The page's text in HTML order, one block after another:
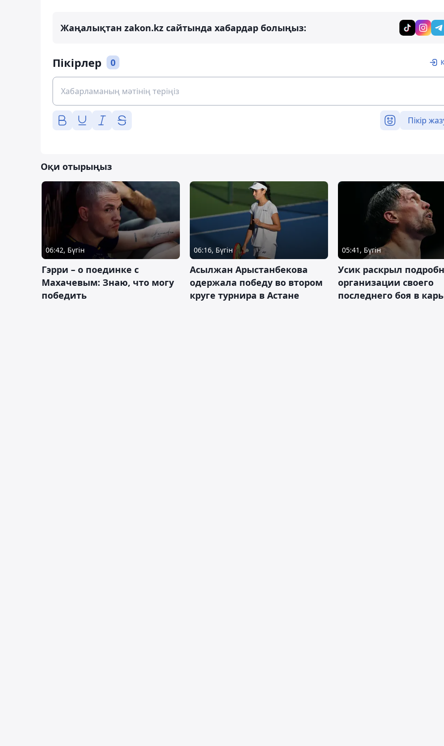
Жаңалықтан zakon.kz сайтында хабардар болыңыз:
Пікірлер 0
Пікір
Оқи отырыңыз
06:42, Бүгін
Гэрри – о поединке с
Махачевым: Знаю, что могу
победить
06:16, Бүгін
Асылжан Арыстанбекова
одержала победу во втором
круге турнира в Астане
05:41, Бүгін
Усик раскрыл
организации своего
последнего боя в